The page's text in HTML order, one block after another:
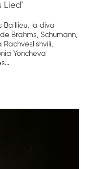
Baillieu, la diva
Brahms, Schumann,
Yoncheva